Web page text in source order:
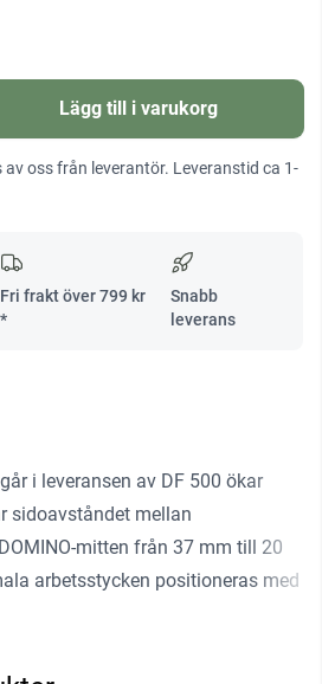
Lägg till i varukorg
av oss från leverantör. Leveranstid ca 1-
Fri frakt över799 kr
*
Snabb
leverans
i leveransen av DF 500 ökar
sidoavståndet mellan
mitten från 37 mm till 20
arbetsstycken positioneras med